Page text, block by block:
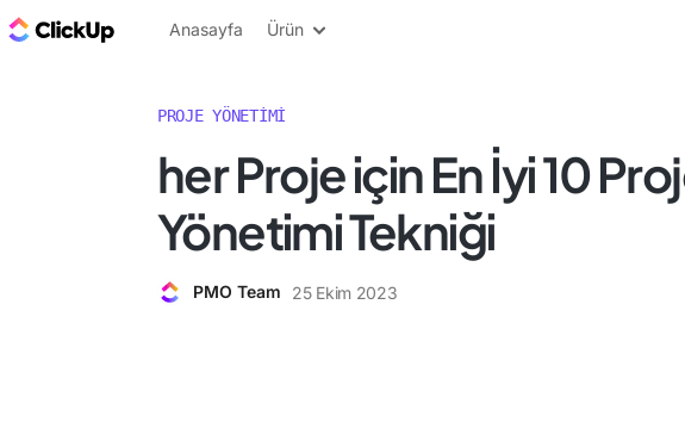
ClickUp Blog
Anasayfa Ürün
PROJE YÖNETIMI
her Proje için En İyi 10
Yönetimi Tekniği
PMO Team 25 Ekim 2023